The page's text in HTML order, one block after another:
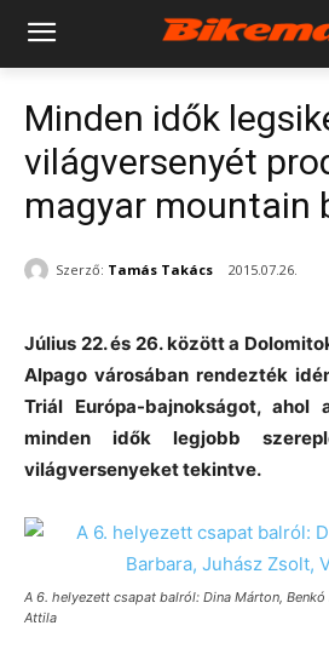
Minden idők
világversenyét
magyar mountain
Szerző: Tamás Takács 2015.07.26.
Július 22. és 26. között a
Alpago városában rendezték
Triál Európa-bajnokságot, ahol
minden idők legjobb
világversenyeket tekintve.
A 6. helyezett csapat balról: Dina Márton,
Attila